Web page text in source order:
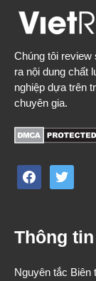
Chúng tôi review
ra nội dung chất
nghiệp dựa trên
chuyên gia.
facebooktwitter
Thông tin
Nguyên tắc Biên